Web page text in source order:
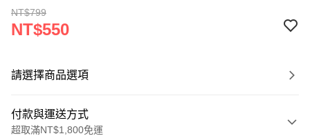
NT$799
NT$550
請選擇商品選項
付款與運送方式
超取滿NT$1,800免運